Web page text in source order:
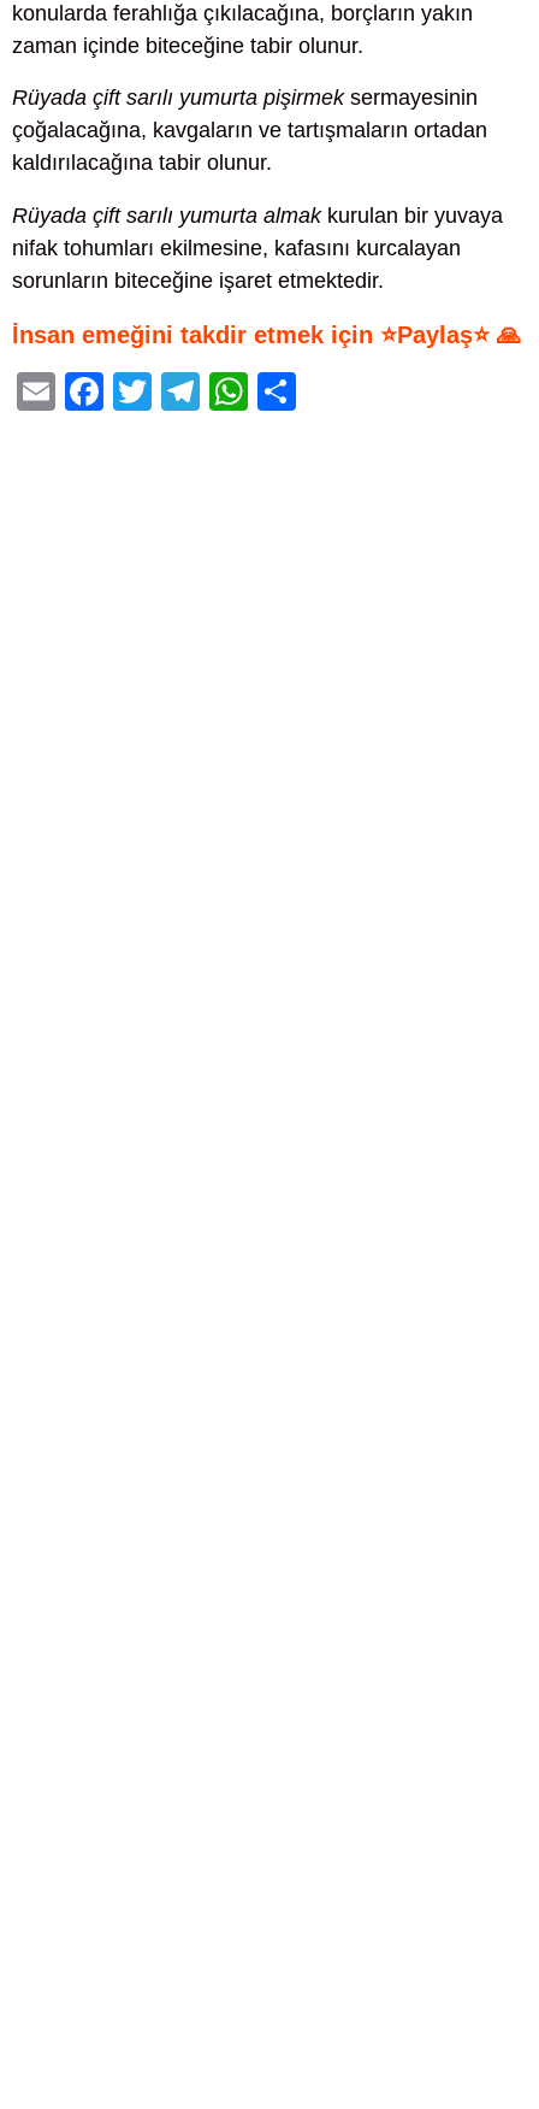
konularda ferahlığa çıkılacağına, borçların yakın
zaman içinde biteceğine tabir olunur.
Rüyada çift sarılı yumurta pişirmeksermayesinin
çoğalacağına, kavgaların ve tartışmaların ortadan
kaldırılacağına tabir olunur.
Rüyada çift sarılı yumurta almakkurulan bir yuvaya
nifak tohumları ekilmesine, kafasını kurcalayan
sorunların biteceğine işaret etmektedir.
İnsan emeğini takdir etmek için ⭐Paylaş⭐ 🙏
E
F
T
T
W